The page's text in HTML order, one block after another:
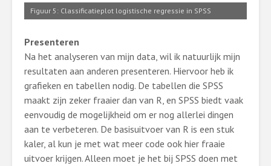
Figuur 5: Classificatieplot logistische regressie in SPSS
Presenteren
Na het analyseren van mijn data, wil ik natuurlijk mijn
resultaten aan anderen presenteren. Hiervoor heb ik
grafieken en tabellen nodig. De tabellen die SPSS
maakt zijn zeker fraaier dan van R, en SPSS biedt vaak
eenvoudig de mogelijkheid om er nog allerlei dingen
aan te verbeteren. De basisuitvoer van R is een stuk
kaler, al kun je met wat meer code ook hier fraaie
uitvoer krijgen. Alleen moet je het bij SPSS doen met